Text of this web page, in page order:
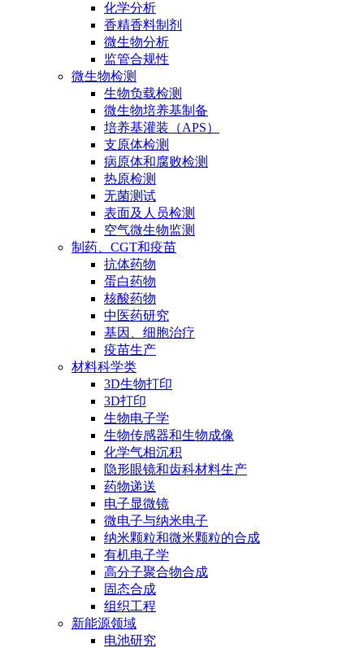
化学分析
香精香料制剂
微生物分析
监管合规性
微生物检测
生物负载检测
微生物培养基制备
培养基灌装（APS）
支原体检测
病原体和腐败检测
热原检测
无菌测试
表面及人员检测
空气微生物监测
制药、CGT和疫苗
抗体药物
蛋白药物
核酸药物
中医药研究
基因、细胞治疗
疫苗生产
材料科学类
3D生物打印
3D打印
生物电子学
生物传感器和生物成像
化学气相沉积
隐形眼镜和齿科材料生产
药物递送
电子显微镜
微电子与纳米电子
纳米颗粒和微米颗粒的合成
有机电子学
高分子聚合物合成
固态合成
组织工程
新能源领域
电池研究